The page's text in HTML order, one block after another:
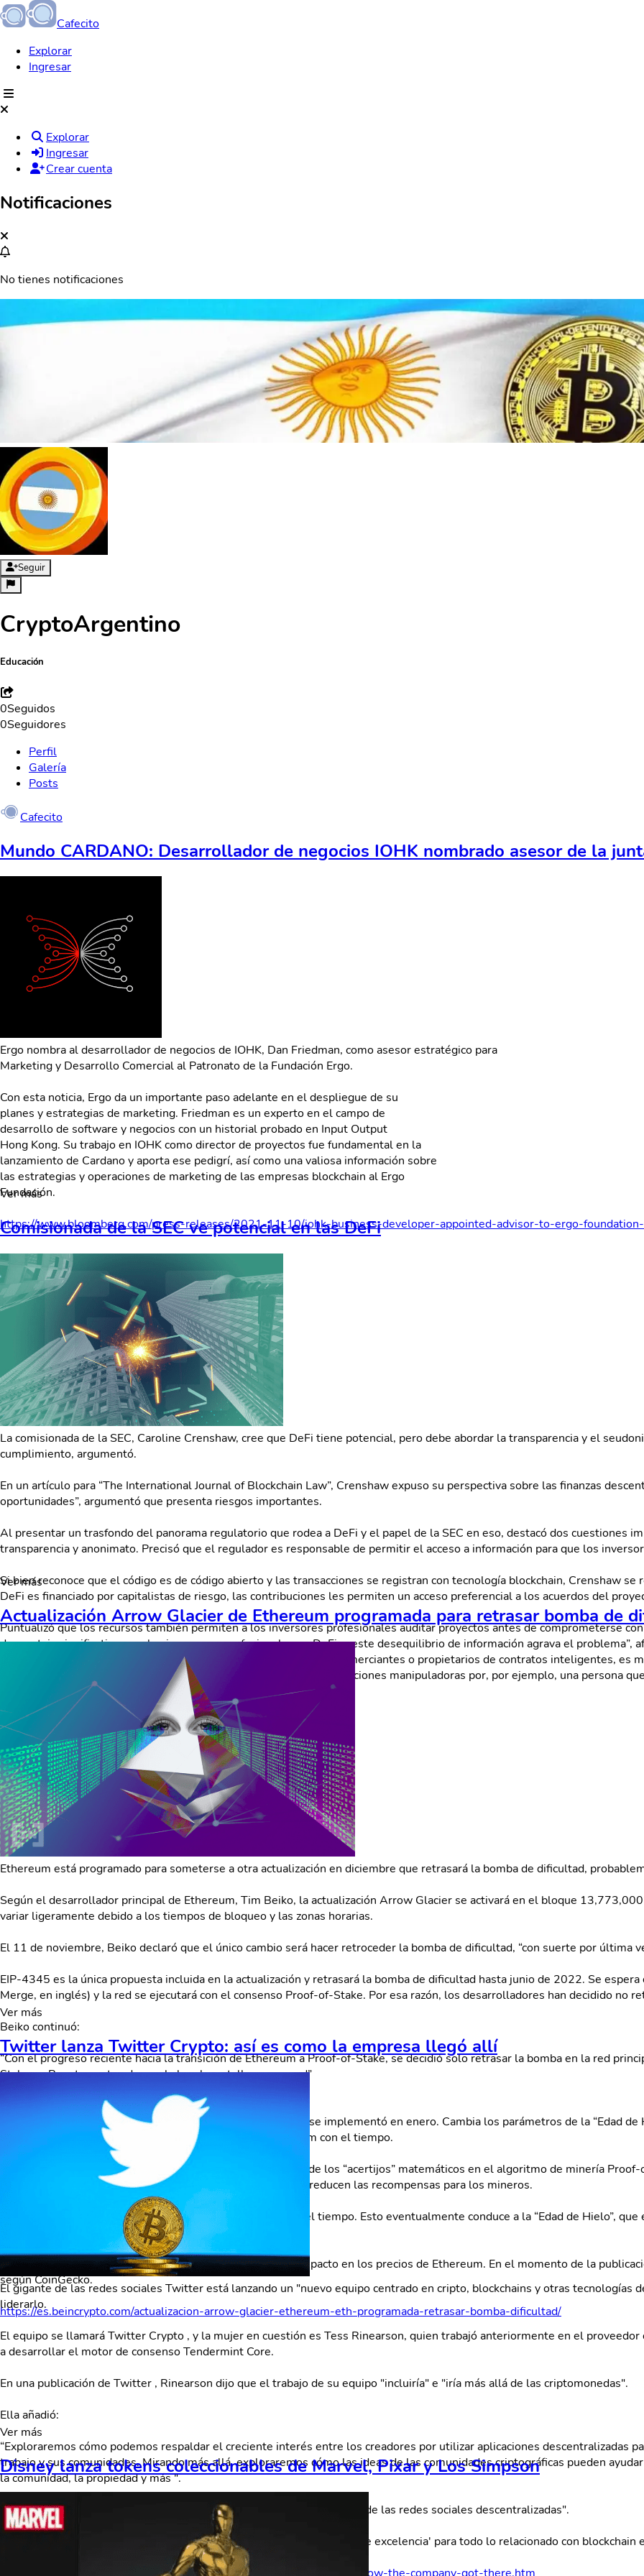
Cafecito
Explorar
Ingresar
Explorar
Ingresar
Crear cuenta
Notificaciones
No tienes notificaciones
Seguir
CryptoArgentino
Educación
0Seguidos
0Seguidores
Perfil
Galería
Posts
Cafecito
Mundo CARDANO: Desarrollador de negocios IOHK nombrado asesor de la
Ergo nombra al desarrollador de negocios de IOHK, Dan Friedman, como asesor estratégico para
Marketing y Desarrollo Comercial al Patronato de la Fundación Ergo.
Con esta noticia, Ergo da un importante paso adelante en el despliegue de su
planes y estrategias de marketing. Friedman es un experto en el campo de
desarrollo de software y negocios con un historial probado en Input Output
Hong Kong. Su trabajo en IOHK como director de proyectos fue fundamental en la
lanzamiento de Cardano y aporta ese pedigrí, así como una valiosa información sobre
las estrategias y operaciones de marketing de las empresas blockchain al Ergo
Fundación.
https://www.bloomberg.com/press-releases/2021-11-10/iohk-business-developer-appointed-advisor-to-ergo-
Ver más
Comisionada de la SEC ve potencial en las DeFi
La comisionada de la SEC, Caroline Crenshaw, cree que DeFi tiene potencial, pero debe abordar la transparencia y el
cumplimiento, argumentó.
En un artículo para “The International Journal of Blockchain Law”, Crenshaw expuso su perspectiva sobre las finanzas
oportunidades”, argumentó que presenta riesgos importantes.
Al presentar un trasfondo del panorama regulatorio que rodea a DeFi y el papel de la SEC en eso, destacó dos cuestiones
transparencia y anonimato. Precisó que el regulador es responsable de permitir el acceso a información para que los
Si bien reconoce que el código es de código abierto y las transacciones se registran con tecnología blockchain, Crenshaw
DeFi es financiado por capitalistas de riesgo, las contribuciones les permiten un acceso preferencial a los acuerdos del
Puntualizó que los recursos también permiten a los inversores profesionales auditar proyectos antes de comprometerse
desventaja significativa para los inversores profesionales en DeFi, y este desequilibrio de información agrava el problema”,
“Sin un método eficiente para determinar la identidad real de los comerciantes o propietarios de contratos inteligentes, es
negociación reflejan un interés orgánico o son el producto de transacciones manipuladoras por, por ejemplo, una persona
personas que comercian de manera colusoria”.
Ver más
Actualización Arrow Glacier de Ethereum programada para retrasar bomba de
Ethereum está programado para someterse a otra actualización en diciembre que retrasará la bomba de dificultad,
Según el desarrollador principal de Ethereum, Tim Beiko, la actualización Arrow Glacier se activará en el bloque
variar ligeramente debido a los tiempos de bloqueo y las zonas horarias.
El 11 de noviembre, Beiko declaró que el único cambio será hacer retroceder la bomba de dificultad, “con suerte por última
EIP-4345 es la única propuesta incluida en la actualización y retrasará la bomba de dificultad hasta junio de 2022. Se
Merge, en inglés) y la red se ejecutará con el consenso Proof-of-Stake. Por esa razón, los desarrolladores han decidido no
Beiko continuó:
“Con el progreso reciente hacia la transición de Ethereum a Proof-of-Stake, se decidió solo retrasar la bomba en la red
Stake en Ropsten antes de que la bomba estalle en esa red”
La “Edad de Hielo”
La actualización Arrow Glacier es similar a Muir Glacier que se implementó en enero. Cambia los parámetros de la “Edad
para aumentar la dificultad para extraer bloques de Ethereum con el tiempo.
La bomba de dificultad se refiere a la creciente complejidad de los “acertijos” matemáticos en el algoritmo de minería
producen tiempos de bloqueo más largos de lo normal y se reducen las recompensas para los mineros.
El mecanismo aumenta la dificultad exponencialmente con el tiempo. Esto eventualmente conduce a la “Edad de Hielo”,
congela y deja de producir bloques.
Las actualizaciones internas como esta rara vez tienen un impacto en los precios de Ethereum. En el momento de la
según CoinGecko.
https://es.beincrypto.com/actualizacion-arrow-glacier-ethereum-eth-programada-retrasar-bomba-dificultad/
Ver más
Twitter lanza Twitter Crypto: así es como la empresa llegó allí
El gigante de las redes sociales Twitter está lanzando un "nuevo equipo centrado en cripto, blockchains y otras tecnologías
liderarlo.
El equipo se llamará Twitter Crypto , y la mujer en cuestión es Tess Rinearson, quien trabajó anteriormente en el
a desarrollar el motor de consenso Tendermint Core.
En una publicación de Twitter , Rinearson dijo que el trabajo de su equipo "incluiría" e "iría más allá de las criptomonedas".
Ella añadió:
“Exploraremos cómo podemos respaldar el creciente interés entre los creadores por utilizar aplicaciones descentralizadas
trabajo y sus comunidades. Mirando más allá, exploraremos cómo las ideas de las comunidades criptográficas pueden
la comunidad, la propiedad y más ".
El equipo de Rinearson también tendrá la tarea de "dar forma al futuro de las redes sociales descentralizadas".
" Twitter Crypto reforzará todo este trabajo y servirá como un 'centro de excelencia' para todo lo relacionado con blockchain
Ver más
Disney lanza tokens coleccionables de Marvel, Pixar y Los Simpson